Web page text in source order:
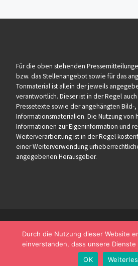
Für die oben stehenden
bzw. das Stellenangebot sowie für das
Tonmaterial ist allein der jeweils
verantwortlich. Dieser ist in der Regel
Pressetexte sowie der angehängten Bild-,
Informationsmaterialien. Die Nutzung von
Informationen zur Eigeninformation und
Weiterverarbeitung ist in der Regel
einer Weiterverwendung
angegebenen Herausgeber.
Durch die Nutzung dieser Website
einverstanden, dass unsere
OK